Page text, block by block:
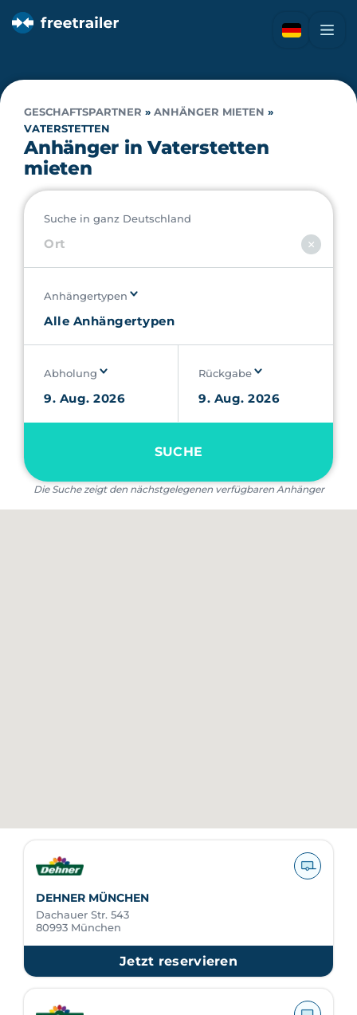
GESCHAFTSPARTNER » ANHÄNGER MIETEN »
VATERSTETTEN
Anhänger in Vaterstetten
mieten
Suche in ganz Deutschland
Anhängertypen
Abholung Rückgabe
SUCHE
Die Suche zeigt den nächstgelegenen verfügbaren Anhänger
DEHNER MÜNCHEN
Dachauer Str. 543
80993 München
Jetzt reservieren